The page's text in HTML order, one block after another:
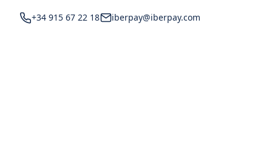
+34 915 67 22 18 iberpay@iberpay.com